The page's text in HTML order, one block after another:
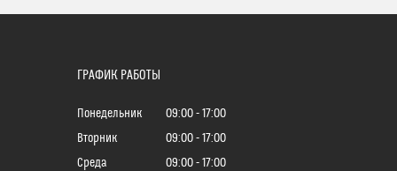
ГРАФИК РАБОТЫ
Понедельник 09:00
17:00
Вторник
09:00
17:00
Среда
09:00
17:00